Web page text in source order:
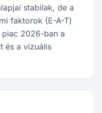
stabilak, de a
faktorok (E-A-T)
piac 2026-ban a
és a vizuális